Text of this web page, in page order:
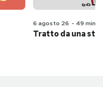
6 agosto 26 - 49 min
Tratto da una